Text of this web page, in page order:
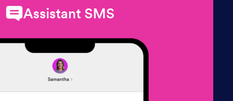
Assistant SMS